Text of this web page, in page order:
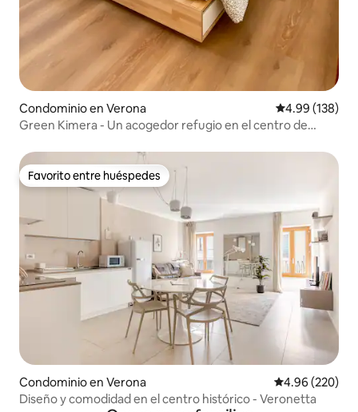
Condominio en Verona Calificación
4.99 (138)
Green Kimera - Un acogedor refugio en el centro de
Favorito entre huéspedes
Favorito entre huéspedes
Condominio en Verona Calificación
4.96 (220)
Diseño y comodidad en el centro histórico - Veronetta